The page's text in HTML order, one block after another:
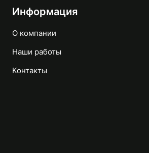
Информация
О компании
Наши работы
Контакты